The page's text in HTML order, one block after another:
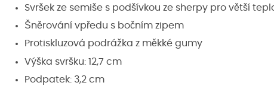
Svršek ze semiše s podšívkou ze sherpy pro větší
Šněrování vpředu s bočním zipem
Protiskluzová podrážka z měkké gumy
Výška svršku: 12,7 cm
Podpatek: 3,2 cm